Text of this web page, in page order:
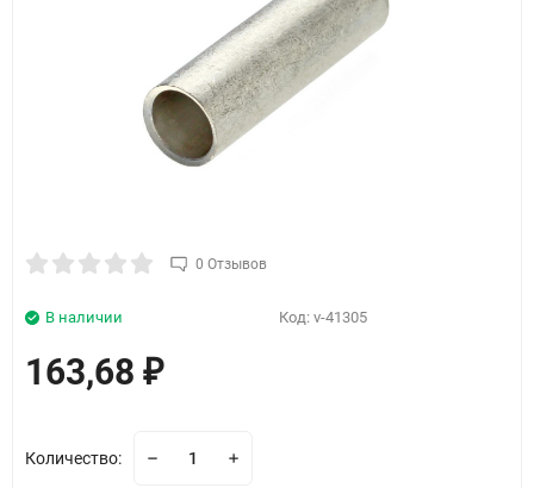
0 Отзывов
Код: v-41305
В наличии
163,68 ₽
Количество: